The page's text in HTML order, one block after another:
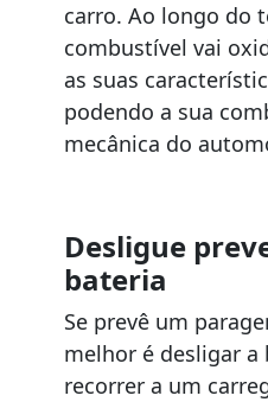
carro. Ao longo do
combustível vai
as suas
podendo a sua
mecânica do
Desligue
bateria
Se prevê um
melhor é desligar
recorrer a um